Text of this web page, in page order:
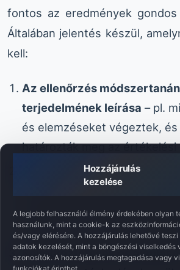
Hozzájárulás
kezelése
A legjobb felhasználói élmény érdekében olyan
használunk, mint a cookie-k az
és/vagy elérésére. A hozzájárulás lehetővé
adatok kezelését, mint a böngészési viselkedés
azonosítók. A hozzájárulás megtagadása vagy
fontos az eredmények gondos
Általában jelentés készül,
kell:
Az ellenőrzés
terjedelmének leírása – pl.
és elemzéseket végeztek, és
határozták meg az
Eredmények fényképekkel
pl. a vészleállítási idő a
feltételezett határértékeken
milyen szenzortűrések
Következtetések és